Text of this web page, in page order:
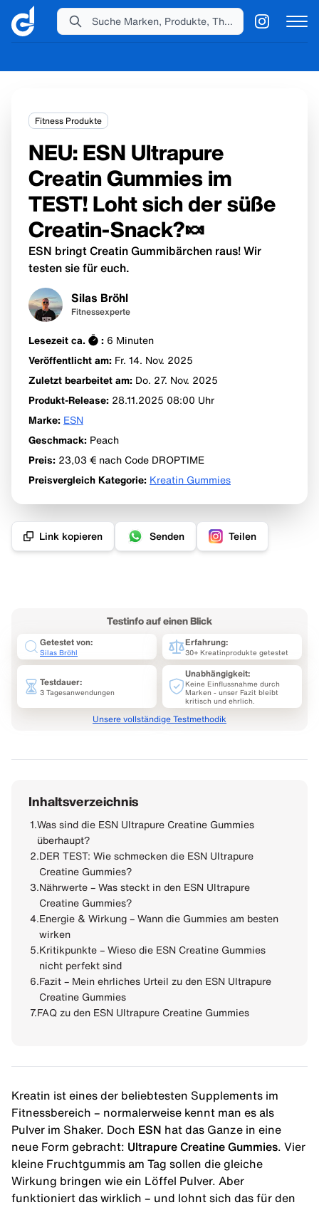
Fitness Produkte
NEU: ESN Ultrapure
Creatin Gummies im
TEST! Loht sich der süße
Creatin-Snack?🍬
ESN bringt Creatin Gummibärchen raus! Wir
testen sie für euch.
Silas Bröhl
Fitnessexperte
Lesezeit ca. : 6 Minuten
Veröffentlicht am: Fr. 14. Nov. 2025
Zuletzt bearbeitet am: Do. 27. Nov. 2025
Produkt-Release: 28.11.2025 08:00 Uhr
Marke: ESN
Geschmack: Peach
Preis: 23,03 € nach Code DROPTIME
Preisvergleich Kategorie: Kreatin Gummies
Link kopieren Senden Teilen
Testinfo auf einen Blick
Getestet von:
Silas Bröhl
Erfahrung:
30+ Kreatinprodukte getestet
Testdauer:
3 Tagesanwendungen
Unabhängigkeit:
Keine Einflussnahme durch
Marken - unser Fazit bleibt
kritisch und ehrlich.
Unsere vollständige Testmethodik
Inhaltsverzeichnis
1.Was sind die ESN Ultrapure Creatine Gummies
überhaupt?
2. DER TEST: Wie schmecken die ESN Ultrapure
Creatine Gummies?
3. Nährwerte – Was steckt in den ESN Ultrapure
Creatine Gummies?
4. Energie & Wirkung – Wann die Gummies am besten
wirken
5. Kritikpunkte – Wieso die ESN Creatine Gummies
nicht perfekt sind
6. Fazit – Mein ehrliches Urteil zu den ESN Ultrapure
Creatine Gummies
7. FAQ zu den ESN Ultrapure Creatine Gummies
Kreatin ist eines der beliebtesten Supplements im
Fitnessbereich – normalerweise kennt man es als
Pulver im Shaker. Doch ESN hat das Ganze in eine
neue Form gebracht: Ultrapure Creatine Gummies . Vier
kleine Fruchtgummis am Tag sollen die gleiche
Wirkung bringen wie ein Löffel Pulver. Aber
funktioniert das wirklich – und lohnt sich das für den